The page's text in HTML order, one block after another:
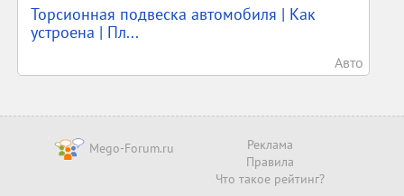
Торсионная подвеска автомобиля | Как
устроена | Пл...
Авто
Mego-Forum.ru
Реклама
Правила
Что такое рейтинг?